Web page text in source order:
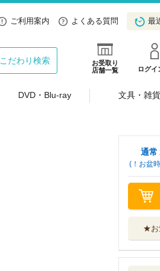
ご利用案内 よくある質問 最
お受取り
店舗一覧
ログイ
こだわり検索
DVD・Blu-ray 文具・雑貨
通常
(！お盆
★お